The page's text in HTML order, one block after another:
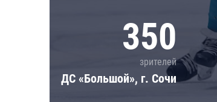
350
зрителей
ДС «Большой», г. Сочи